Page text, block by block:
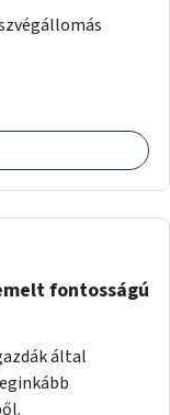
fontosságú
által